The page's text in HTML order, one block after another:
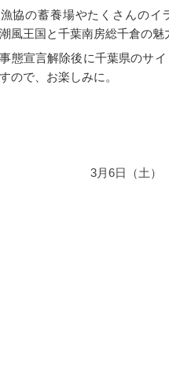
協の蓄養場やたくさんのイ
風王国と千葉南房総千倉の魅
態宣言解除後に千葉県のサ
ので、お楽しみに。
3月6日（土